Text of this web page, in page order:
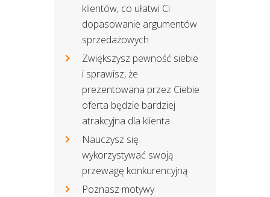
klientów, co ułatwi Ci
dopasowanie argumentów
sprzedażowych
Zwiększysz pewność siebie
i sprawisz, że
prezentowana przez Ciebie
oferta będzie bardziej
atrakcyjna dla klienta
Nauczysz się
wykorzystywać swoją
przewagę konkurencyjną
Poznasz motywy